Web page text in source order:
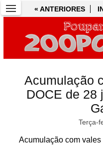
« ANTERIORES
Acumulação
DOCE de 28
Terça-
Acumulação com
« ANTERIORES